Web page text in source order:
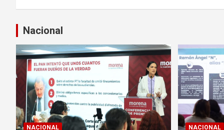
Nacional
NACIONAL NACIONAL